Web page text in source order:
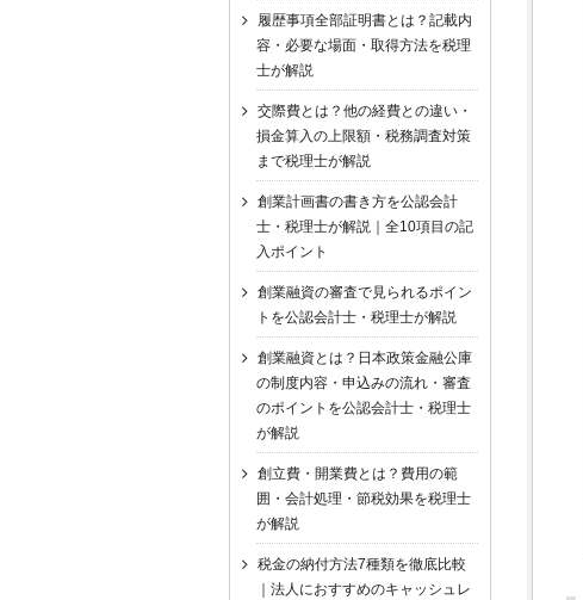
履歴事項全部証明書とは？記載内
容・必要な場面・取得方法を税理
士が解説
交際費とは？他の経費との違い・
損金算入の上限額・税務調査対策
まで税理士が解説
創業計画書の書き方を公認会計
士・税理士が解説｜全10項目の記
入ポイント
創業融資の審査で見られるポイン
トを公認会計士・税理士が解説
創業融資とは？日本政策金融公庫
の制度内容・申込みの流れ・審査
のポイントを公認会計士・税理士
が解説
創立費・開業費とは？費用の範
囲・会計処理・節税効果を税理士
が解説
税金の納付方法7種類を徹底比較
｜法人におすすめのキャッシュレ